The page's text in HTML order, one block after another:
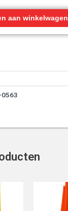
aan winkelwagen